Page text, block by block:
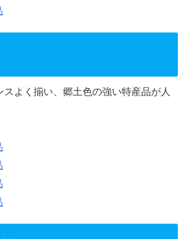
よく揃い、郷土色の強い特産品が人